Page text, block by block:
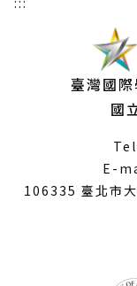
臺灣國
國
E-
106335 臺北市